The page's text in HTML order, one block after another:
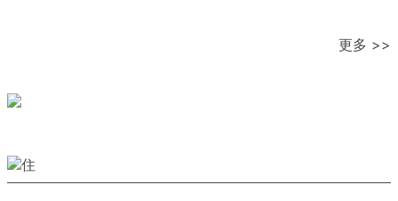
更多 >>